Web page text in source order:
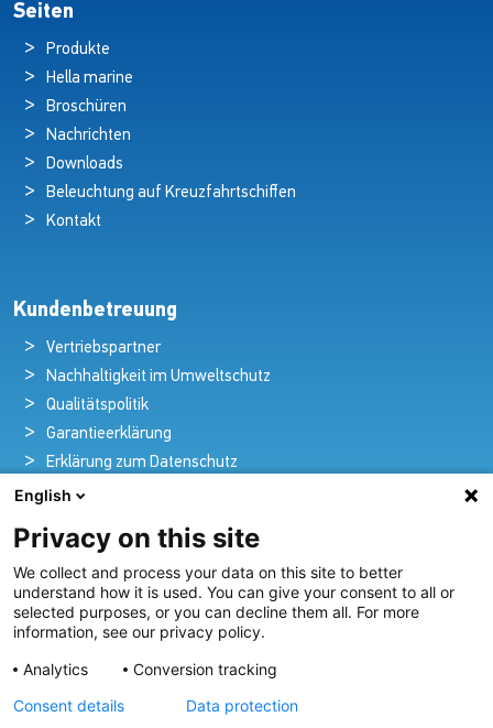
Seiten
Produkte
Hella marine
Broschüren
Nachrichten
Downloads
Beleuchtung auf Kreuzfahrtschiffen
Kontakt
Kundenbetreuung
Vertriebspartner
Nachhaltigkeit im Umweltschutz
Qualitätspolitik
Garantieerklärung
Erklärung zum Datenschutz
Rechtlicher Hinweis
Pioniere in nautischer Brillanz und Innovation
Seit über 100 Jahren entwickeln und liefern wir mit
Leidenschaft innovative Beleuchtungslösungen für alle
Bereiche der maritimen Industrie.
English
Privacy on this site
We collect and process your data on this site to better
understand how it is used. You can give your consent to all or
selected purposes, or you can decline them all. For more
information, see our privacy policy.
Analytics
Conversion tracking
Consent details
Data protection